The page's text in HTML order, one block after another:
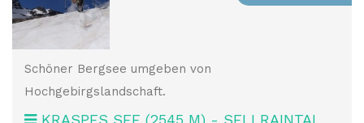
Schöner Bergsee umgeben von
Hochgebirgslandschaft.
KRASPES SEE (2545 M) - SELLRAINTAL